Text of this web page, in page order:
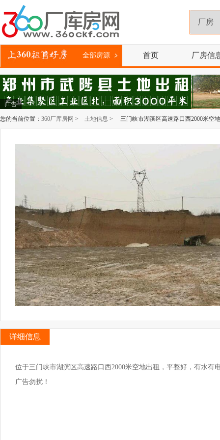
全部房源 首页 厂房信
广告
您的当前位置： 360厂库房网 > 土地信息 > 三门峡市湖滨区高速路口西2000米空
详细信息
位于三门峡市湖滨区高速路口西2000米空地出租，平整好，有水
广告勿扰！